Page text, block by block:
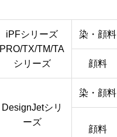
iPFシリーズ
PRO/TX/TM/TA
シリーズ
染・顔料
顔料
DesignJetシリ
ーズ
染・顔料
顔料